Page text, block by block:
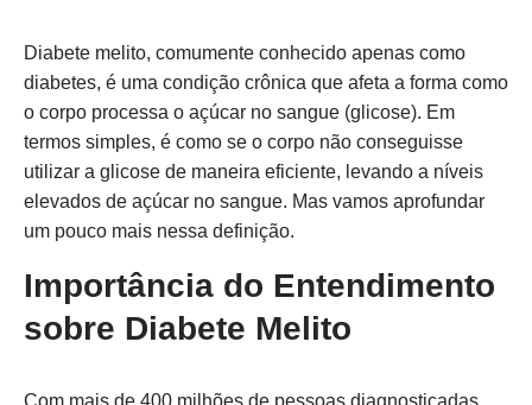
Diabete melito, comumente conhecido apenas como
diabetes, é uma condição crônica que afeta a forma como
o corpo processa o açúcar no sangue (glicose). Em
termos simples, é como se o corpo não conseguisse
utilizar a glicose de maneira eficiente, levando a níveis
elevados de açúcar no sangue. Mas vamos aprofundar
um pouco mais nessa definição.
Importância do Entendimento
sobre Diabete Melito
Com mais de 400 milhões de pessoas diagnosticadas